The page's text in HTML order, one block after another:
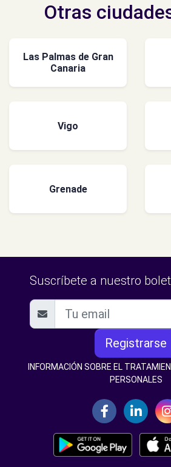
Otras
Las Palmas de Gran
Canaria
Vigo
Grenade
Suscríbete a nuestro
Registrarse
INFORMACIÓN SOBRE EL
PERSONALES